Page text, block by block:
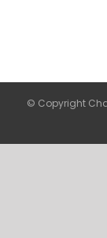
© Copyright